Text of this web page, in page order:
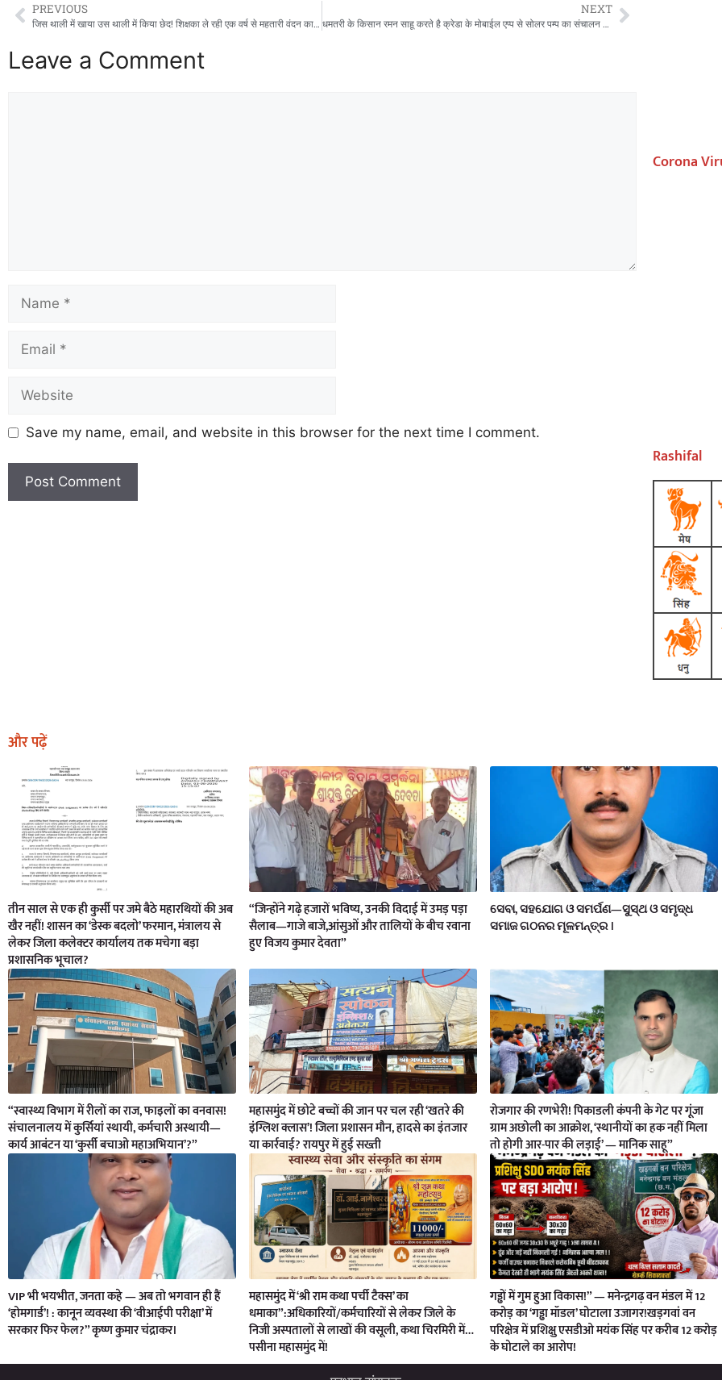
PREVIOUS
जिस थाली में खाया उस थाली में किया छेद! शिक्षका ले रही एक वर्ष से महतारी वंदन का लाभ ! सचिव पति की मेहरबानी से शिक्षाकर्मी पत्नी ले रही है महतारी वंदन योजना का लाभ सनी लियोनी को पीछे छोड़ दिए पति पत्नी ने!
NEXT
धमतरी के किसान रमन साहू करते है क्रेडा के मोबाईल एप्प से सोलर पम्प का संचालन पम्प आटोमेशन के क्षेत्र में क्रेडा का नवाचार
Leave a Comment
Save my name, email, and website in this browser for the next time I comment.
Corona
Rashifal
और पढ़ें
तीन साल से एक ही कुर्सी पर जमे बैठे महारथियों की अब
खैर नहीं! शासन का ‘डेस्क बदलो’ फरमान, मंत्रालय से
लेकर जिला कलेक्टर कार्यालय तक मचेगा बड़ा
प्रशासनिक भूचाल?
“जिन्होंने गढ़े हजारों भविष्य, उनकी विदाई में उमड़ पड़ा
सैलाब—गाजे बाजे,आंसुओं और तालियों के बीच रवाना
हुए विजय कुमार देवता”
ସେବା, ସହଯୋଗ ଓ ସମର୍ପଣ—ସୁସ୍ଥ ଓ ସମୃଦ୍ଧ
ସମାଜ ଗଠନର ମୂଳମନ୍ତ୍ର ।
“स्वास्थ्य विभाग में रीलों का राज, फाइलों का वनवास!
संचालनालय में कुर्सियां स्थायी, कर्मचारी अस्थायी—
कार्य आबंटन या ‘कुर्सी बचाओ महाअभियान’?”
महासमुंद में छोटे बच्चों की जान पर चल रही ‘खतरे की
इंग्लिश क्लास’! जिला प्रशासन मौन, हादसे का इंतजार
या कार्रवाई? रायपुर में हुई सख्ती
रोजगार की रणभेरी! पिकाडली कंपनी के गेट पर गूंजा
ग्राम अछोली का आक्रोश, ‘स्थानीयों का हक नहीं मिला
तो होगी आर-पार की लड़ाई’ — मानिक साहू”
VIP भी भयभीत, जनता कहे — अब तो भगवान ही हैं
‘होमगार्ड’! : कानून व्यवस्था की ‘वीआईपी परीक्षा’ में
सरकार फिर फेल?” कृष्ण कुमार चंद्राकर।
महासमुंद में ‘श्री राम कथा पर्ची टैक्स’ का
धमाका”:अधिकारियों/कर्मचारियों से लेकर जिले के
निजी अस्पतालों से लाखों की वसूली, कथा चिरमिरी में…
पसीना महासमुंद में!
गड्ढों में गुम हुआ विकास!” — मनेन्द्रगढ़ वन मंडल में 12
करोड़ का ‘गड्ढा मॉडल’ घोटाला उजागर!खड़गवां वन
परिक्षेत्र में प्रशिक्षु एसडीओ मयंक सिंह पर करीब 12 करोड़
के घोटाले का आरोप!